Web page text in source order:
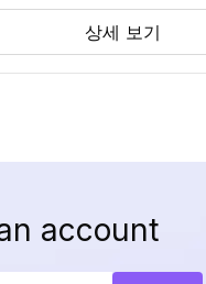
상세 보기
account